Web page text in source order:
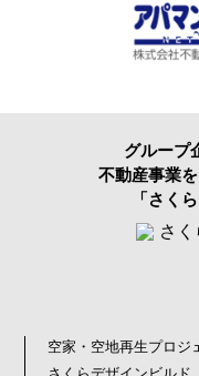
グループ
不動産事業
「さく
空家・空地再生プロジ